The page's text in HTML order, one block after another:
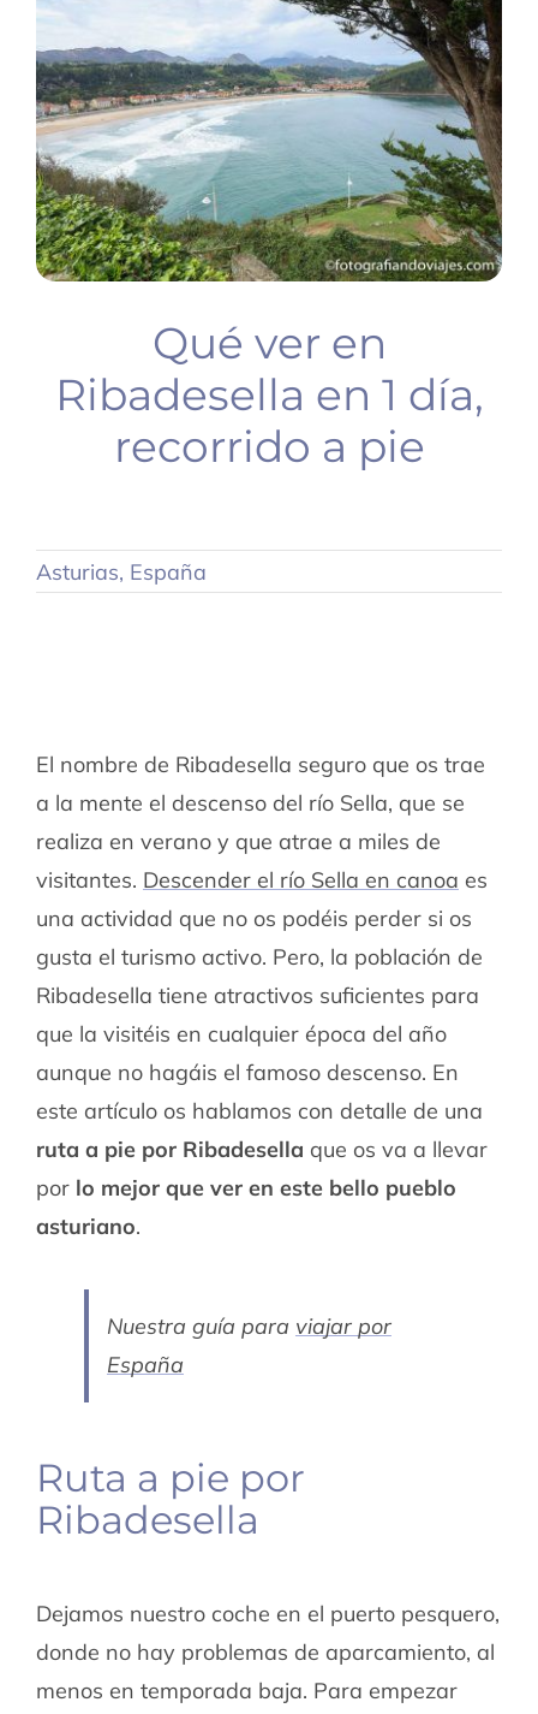
BUCEO
PLANIFICA TU VIAJE
Qué ver en
Ribadesella en 1 día,
recorrido a pie
Asturias, España
El nombre de Ribadesella seguro que os trae
a la mente el descenso del río Sella, que se
realiza en verano y que atrae a miles de
visitantes. Descender el río Sella en canoa es
una actividad que no os podéis perder si os
gusta el turismo activo. Pero, la población de
Ribadesella tiene atractivos suficientes para
que la visitéis en cualquier época del año
aunque no hagáis el famoso descenso. En
este artículo os hablamos con detalle de una
ruta a pie por Ribadesella que os va a llevar
por lo mejor que ver en este bello pueblo
asturiano.
Nuestra guía para viajar por
España
Ruta a pie por
Ribadesella
Dejamos nuestro coche en el puerto pesquero,
donde no hay problemas de aparcamiento, al
menos en temporada baja. Para empezar